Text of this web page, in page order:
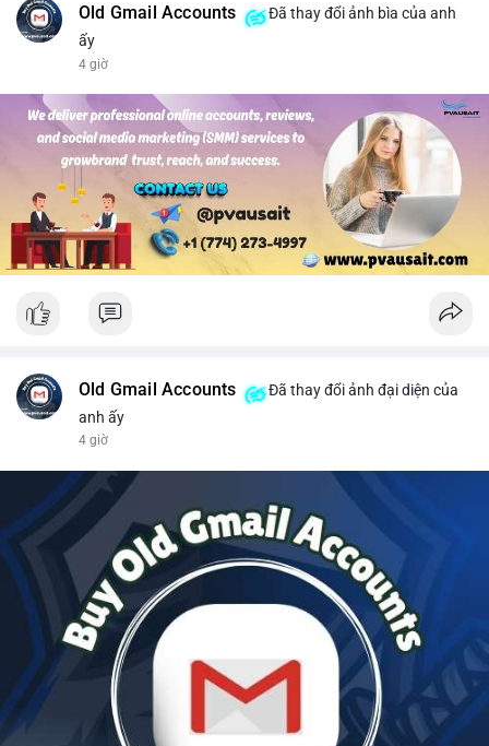
- Mục tiêu chốt lời: TP1: 77.50, TP2: 78.80
- Cắt lỗ: 74.90 (dưới vùng hỗ trợ gần nhất)
chốt 50% vị thế tại TP1 và dời stop loss về điểm hòa vốn.
#solusdt #longsol #vung76 #breakoutsol #lenhmuasol
Old Gmail Accounts
Đã thay đổi ảnh bìa của anh
ấy
4 giờ
Old Gmail Accounts
Đã thay đổi ảnh đại diện của
anh ấy
4 giờ